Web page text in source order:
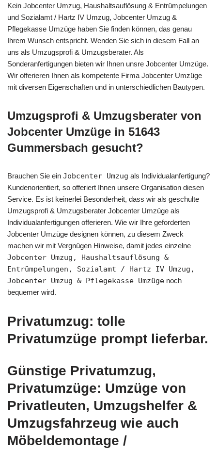
Kein Jobcenter Umzug, Haushaltsauflösung & Entrümpelungen
und Sozialamt / Hartz IV Umzug, Jobcenter Umzug &
Pflegekasse Umzüge haben Sie finden können, das genau
Ihrem Wunsch entspricht. Wenden Sie sich in diesem Fall an
uns als Umzugsprofi & Umzugsberater. Als
Sonderanfertigungen bieten wir Ihnen unsre Jobcenter Umzüge.
Wir offerieren Ihnen als kompetente Firma Jobcenter Umzüge
mit diversen Eigenschaften und in unterschiedlichen Bautypen.
Umzugsprofi & Umzugsberater von
Jobcenter Umzüge in 51643
Gummersbach gesucht?
Brauchen Sie ein Jobcenter Umzug als Individualanfertigung?
Kundenorientiert, so offeriert Ihnen unsere Organisation diesen
Service. Es ist keinerlei Besonderheit, dass wir als geschulte
Umzugsprofi & Umzugsberater Jobcenter Umzüge als
Individualanfertigungen offerieren. Wie wir Ihre geforderten
Jobcenter Umzüge designen können, zu diesem Zweck
machen wir mit Vergnügen Hinweise, damit jedes einzelne
Jobcenter Umzug, Haushaltsauflösung &
Entrümpelungen, Sozialamt / Hartz IV Umzug,
Jobcenter Umzug & Pflegekasse Umzüge noch
bequemer wird.
Privatumzug: tolle
Privatumzüge prompt lieferbar.
Günstige Privatumzug,
Privatumzüge: Umzüge von
Privatleuten, Umzugshelfer &
Umzugsfahrzeug wie auch
Möbeldemontage /